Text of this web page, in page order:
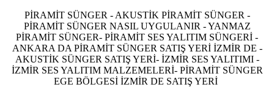
PİRAMİT SÜNGER - AKUSTİK PİRAMİT SÜNGER -
PİRAMİT SÜNGER NASIL UYGULANIR - YANMAZ
PİRAMİT SÜNGER- PİRAMİT SES YALITIM SÜNGERİ -
ANKARA DA PİRAMİT SÜNGER SATIŞ YERİ İZMİR DE -
AKUSTİK SÜNGER SATIŞ YERİ- İZMİR SES YALITIMI -
İZMİR SES YALITIM MALZEMELERİ- PİRAMİT SÜNGER
EGE BÖLGESİ İZMİR DE SATIŞ YERİ